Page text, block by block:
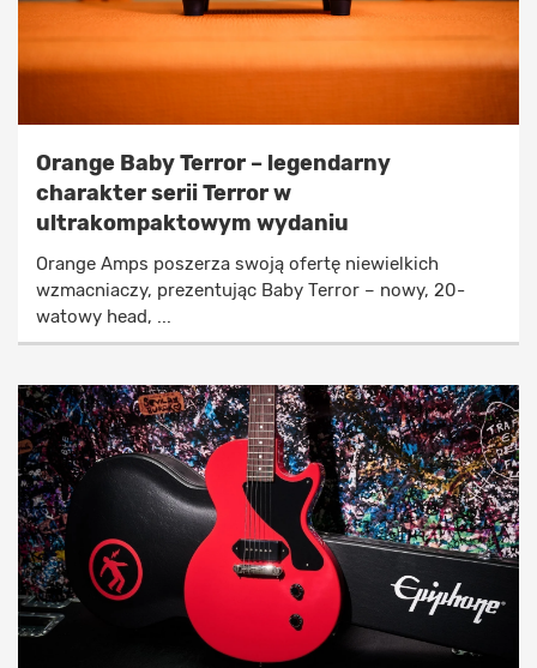
Orange Baby Terror – legendarny
charakter serii Terror w
ultrakompaktowym wydaniu
Orange Amps poszerza swoją ofertę niewielkich
wzmacniaczy, prezentując Baby Terror – nowy, 20-
watowy head, ...